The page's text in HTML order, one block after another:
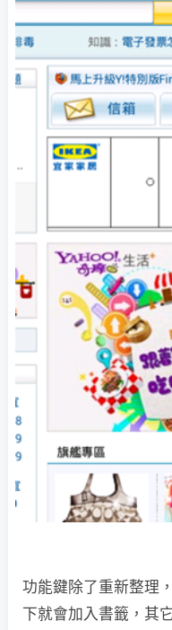
功能鍵除了重新整理
下就會加入書籤，其